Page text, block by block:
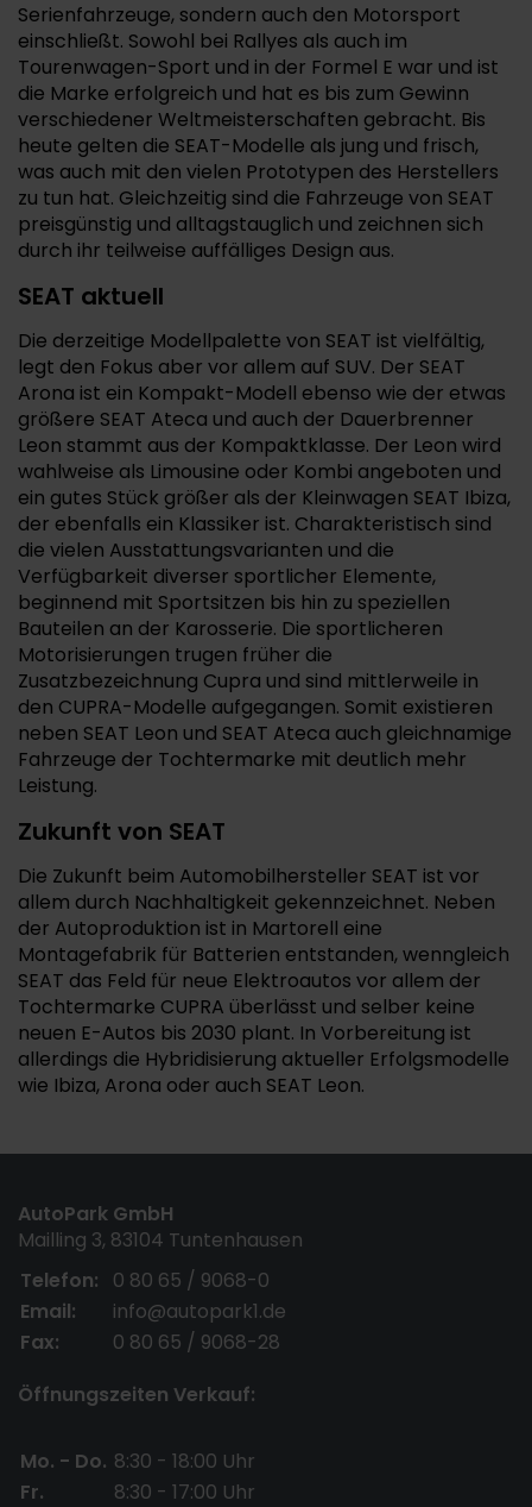
Serienfahrzeuge, sondern auch den Motorsport
einschließt. Sowohl bei Rallyes als auch im
Tourenwagen-Sport und in der Formel E war und ist
die Marke erfolgreich und hat es bis zum Gewinn
verschiedener Weltmeisterschaften gebracht. Bis
heute gelten die SEAT-Modelle als jung und frisch,
was auch mit den vielen Prototypen des Herstellers
zu tun hat. Gleichzeitig sind die Fahrzeuge von SEAT
preisgünstig und alltagstauglich und zeichnen sich
durch ihr teilweise auffälliges Design aus.
SEAT aktuell
Die derzeitige Modellpalette von SEAT ist vielfältig,
legt den Fokus aber vor allem auf SUV. Der SEAT
Arona ist ein Kompakt-Modell ebenso wie der etwas
größere SEAT Ateca und auch der Dauerbrenner
Leon stammt aus der Kompaktklasse. Der Leon wird
wahlweise als Limousine oder Kombi angeboten und
ein gutes Stück größer als der Kleinwagen SEAT Ibiza,
der ebenfalls ein Klassiker ist. Charakteristisch sind
die vielen Ausstattungsvarianten und die
Verfügbarkeit diverser sportlicher Elemente,
beginnend mit Sportsitzen bis hin zu speziellen
Bauteilen an der Karosserie. Die sportlicheren
Motorisierungen trugen früher die
Zusatzbezeichnung Cupra und sind mittlerweile in
den CUPRA-Modelle aufgegangen. Somit existieren
neben SEAT Leon und SEAT Ateca auch gleichnamige
Fahrzeuge der Tochtermarke mit deutlich mehr
Leistung.
Zukunft von SEAT
Die Zukunft beim Automobilhersteller SEAT ist vor
allem durch Nachhaltigkeit gekennzeichnet. Neben
der Autoproduktion ist in Martorell eine
Montagefabrik für Batterien entstanden, wenngleich
SEAT das Feld für neue Elektroautos vor allem der
Tochtermarke CUPRA überlässt und selber keine
neuen E-Autos bis 2030 plant. In Vorbereitung ist
allerdings die Hybridisierung aktueller Erfolgsmodelle
wie Ibiza, Arona oder auch SEAT Leon.
AutoPark GmbH
Mailling 3, 83104 Tuntenhausen
Telefon:
0 80 65 / 9068-0
Email:
info@autopark1.de
Fax:
0 80 65 / 9068-28
Öffnungszeiten Verkauf:
Mo. - Do. 8:30 - 18:00 Uhr
Fr.
8:30 - 17:00 Uhr